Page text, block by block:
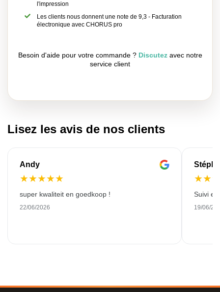
l'impression
Les clients nous donnent une note de 9,3 - Facturation
électronique avec CHORUS pro
Besoin d'aide pour votre commande ? Discutezavec notre
service client
Lisez les avis de nos clients
Andy
★★★★★
super kwaliteit en goedkoop !
22/06/2026
★★
Suivi et
19/06/